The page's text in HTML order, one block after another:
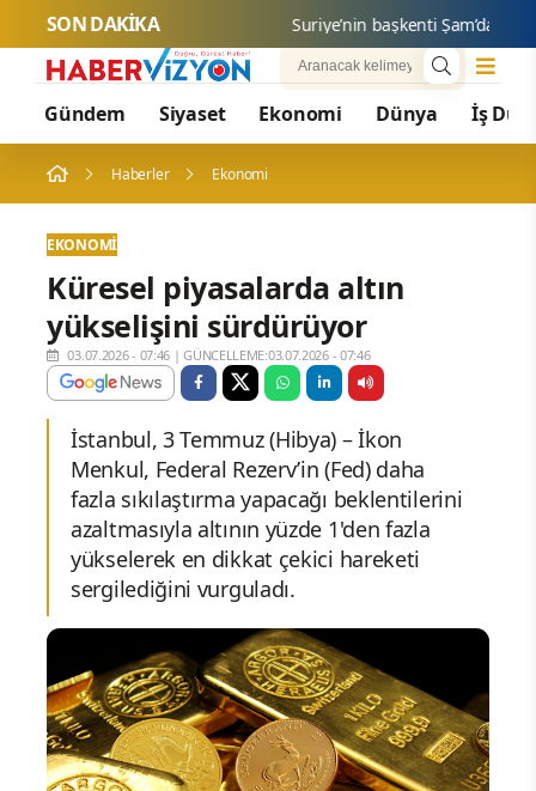
SON DAKİKA Suriye’nin başkenti Şam’da yolcu
Gündem Siyaset Ekonomi Dünya İş
Haberler Ekonomi
EKONOMI
Küresel piyasalarda altın
yükselişini sürdürüyor
03.07.2026 - 07:46 |GÜNCELLEME:03.07.2026 - 07:46
İstanbul, 3 Temmuz (Hibya) – İkon
Menkul, Federal Rezerv’in (Fed) daha
fazla sıkılaştırma yapacağı beklentilerini
azaltmasıyla altının yüzde 1'den fazla
yükselerek en dikkat çekici hareketi
sergilediğini vurguladı.